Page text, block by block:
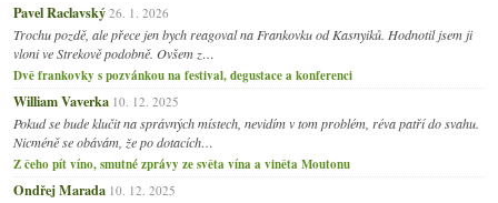
Pavel Raclavský 26. 1. 2026
Trochu pozdě, ale přece jen bych reagoval na Frankovku od Kasnyiků. Hodnotil jsem ji
vloni ve Strekově podobně. Ovšem z…
Dvě frankovky s pozvánkou na festival, degustace a konferenci
William Vaverka 10. 12. 2025
Pokud se bude klučit na správných místech, nevidím v tom problém, réva patří do svahu.
Nicméně se obávám, že po dotacích…
Z čeho pít víno, smutné zprávy ze světa vína a viněta Moutonu
Ondřej Marada 10. 12. 2025